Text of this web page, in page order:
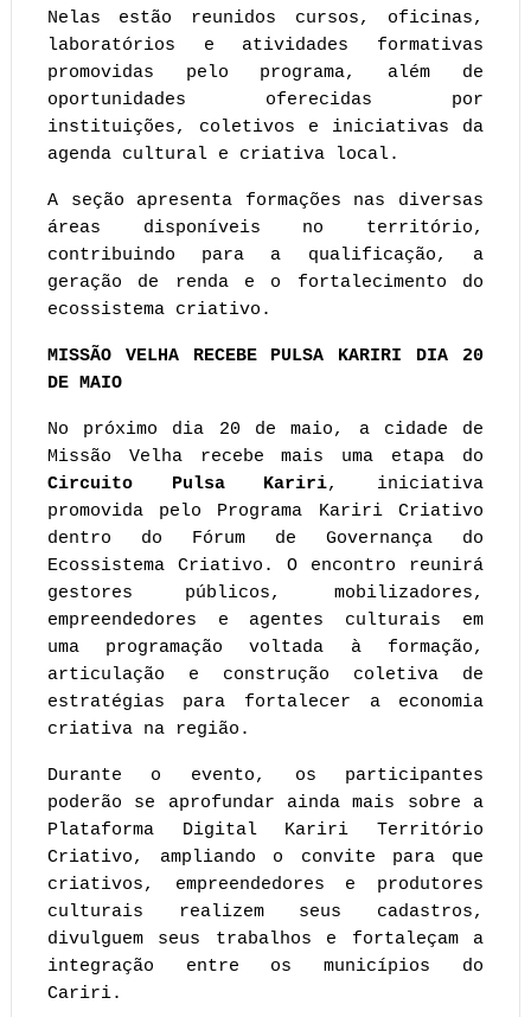
Nelas estão reunidos cursos, oficinas,
laboratórios e atividades formativas
promovidas pelo programa, além de
oportunidades oferecidas por
instituições, coletivos e iniciativas da
agenda cultural e criativa local.
A seção apresenta formações nas diversas
áreas disponíveis no território,
contribuindo para a qualificação, a
geração de renda e o fortalecimento do
ecossistema criativo.
MISSÃO VELHA RECEBE PULSA KARIRI DIA 20
DE MAIO
No próximo dia 20 de maio, a cidade de
Circuito Pulsa Kariri, iniciativa
promovida pelo Programa Kariri Criativo
dentro do Fórum de Governança do
Ecossistema Criativo. O encontro reunirá
gestores públicos, mobilizadores,
empreendedores e agentes culturais em
uma programação voltada à formação,
articulação e construção coletiva de
estratégias para fortalecer a economia
criativa na região.
Durante o evento, os participantes
poderão se aprofundar ainda mais sobre a
Plataforma Digital Kariri Território
Criativo, ampliando o convite para que
criativos, empreendedores e produtores
culturais realizem seus cadastros,
divulguem seus trabalhos e fortaleçam a
integração entre os municípios do
Cariri.